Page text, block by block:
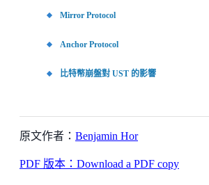
Mirror Protocol
Anchor Protocol
比特幣崩盤對 UST 的影響
原文作者： Benjamin Hor
PDF 版本：Download a PDF copy